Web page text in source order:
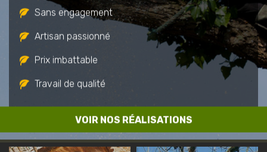
VOIR NOS RÉALISATIONS
Sans engagement
Artisan passionné
Prix imbattable
Travail de qualité